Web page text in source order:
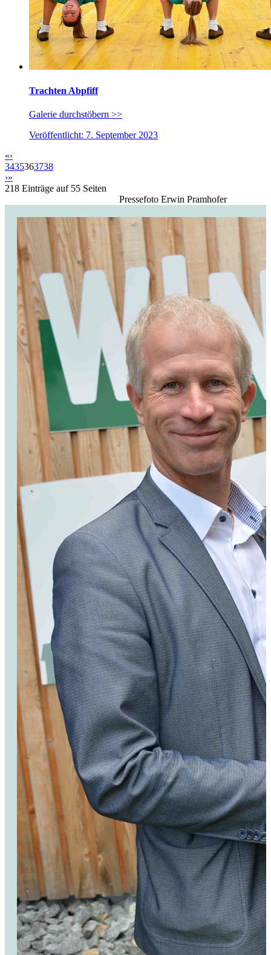
Trachten Abpfiff
Galerie durchstöbern >>
Veröffentlicht: 7. September 2023
«‹
3435363738
›»
218 Einträge auf 55 Seiten
Pressefoto Erwin Pramhofer